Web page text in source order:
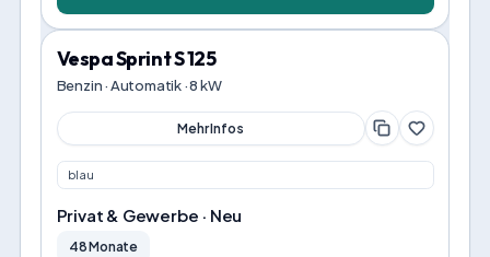
Vespa Sprint S 125
Benzin · Automatik · 8 kW
Mehr Infos
blau
Privat & Gewerbe · Neu
48 Monate